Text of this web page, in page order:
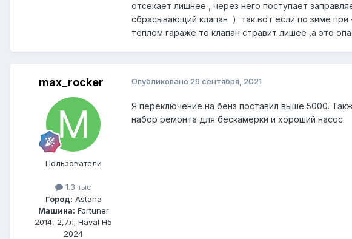
отсекает лишнее , через него поступает
сбрасывающий клапан ) так вот если по зиме
теплом гараже то клапан стравит лишее ,а это
max_rocker
Пользователи
1.3 тыс
Город: Astana
Машина: Fortuner
2014, 2,7л; Haval H5
2024
Опубликовано 29 сентября, 2021
Я переключение на бенз поставил выше 5000.
набор ремонта для бескамерки и хороший насос.